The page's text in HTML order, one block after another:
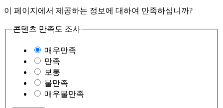
이 페이지에서 제공하는 정보에 대하여 만족하십니까?
콘텐츠 만족도 조사
매우만족
만족
보통
불만족
매우불만족